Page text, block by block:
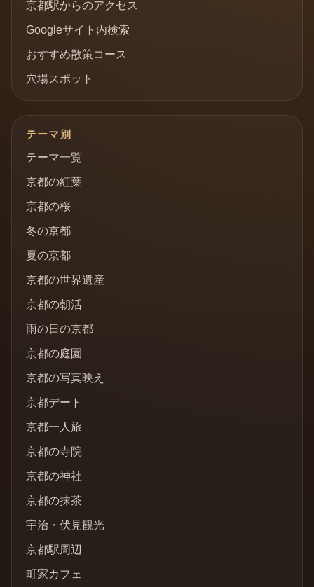
京都駅からのアクセス
Googleサイト内検索
おすすめ散策コース
穴場スポット
テーマ別
テーマ一覧
京都の紅葉
京都の桜
冬の京都
夏の京都
京都の世界遺産
京都の朝活
雨の日の京都
京都の庭園
京都の写真映え
京都デート
京都一人旅
京都の寺院
京都の神社
京都の抹茶
宇治・伏見観光
京都駅周辺
町家カフェ